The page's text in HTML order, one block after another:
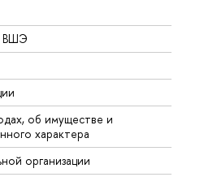
ВШЭ
об имуществе и
характера
организации